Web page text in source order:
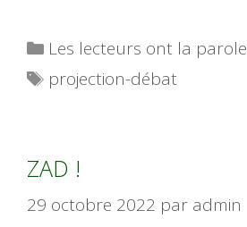
Catégories
Les lecteurs ont la parole
Étiquettes
projection-débat
ZAD !
29 octobre 2022 par admin